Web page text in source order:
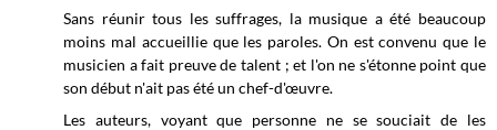
Sans réunir tous les suffrages, la musique a été beaucoup
moins mal accueillie que les paroles. On est convenu que le
musicien a fait preuve de talent ; et l'on ne s'étonne point que
son début n'ait pas été un chef-d'œuvre.
Les auteurs, voyant que personne ne se souciait de les